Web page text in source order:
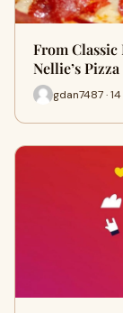
From
Nellie’s
gdan7487 ·